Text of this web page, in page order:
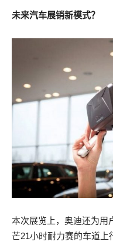
未来汽车展销新模式？
本次展览上，奥迪还为用
芒21小时耐力赛的车道上